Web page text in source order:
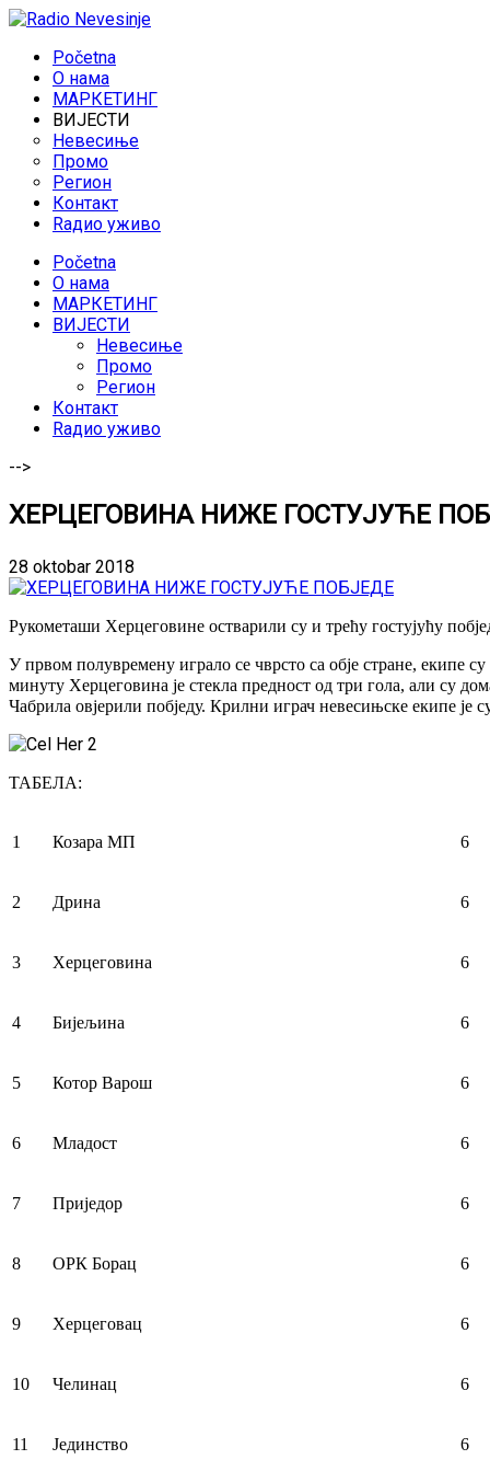
Početna
O нама
МАРКЕТИНГ
ВИЈЕСТИ
Невесиње
Промо
Регион
Контакт
Rадио уживо
Početna
O нама
МАРКЕТИНГ
ВИЈЕСТИ
Невесиње
Промо
Регион
Контакт
Rадио уживо
-->
ХЕРЦЕГОВИНА НИЖЕ ГОСТУЈУЋЕ
28 oktobar 2018
Рукометаши Херцеговине остварили су и трећу гостујућу
У првом полувремену играло се чврсто са обје стране, екипе
минуту Херцеговина је стекла предност од три гола, али су
Чабрила овјерили побједу. Крилни играч невесињске екипе је
ТАБЕЛА:
1 Козара МП 6
2 Дрина 6
3 Херцеговина 6
4 Бијељина 6
5 Котор Варош 6
6 Младост 6
7 Приједор 6
8 ОРК Борац 6
9 Херцеговац 6
10 Челинац 6
11 Јединство 6